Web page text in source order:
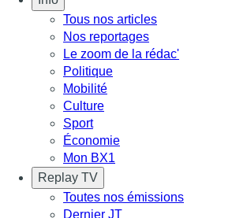
Tous nos articles
Nos reportages
Le zoom de la rédac'
Politique
Mobilité
Culture
Sport
Économie
Mon BX1
Replay TV
Toutes nos émissions
Dernier JT